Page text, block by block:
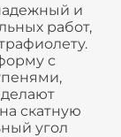
и
работ,
с
скатную
угол